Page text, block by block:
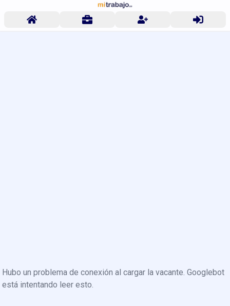
Hubo un problema de conexión al cargar la vacante. Googlebot
está intentando leer esto.